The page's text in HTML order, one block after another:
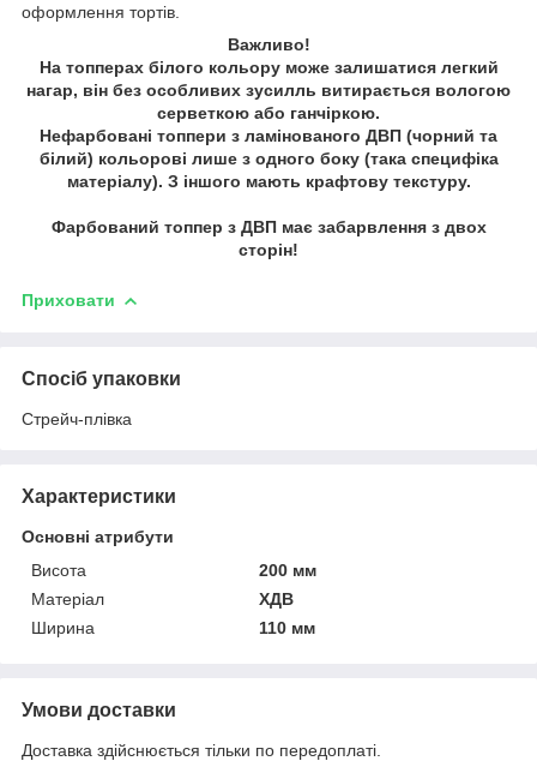
оформлення тортів.
Важливо!
На топперах білого кольору може залишатися легкий
нагар, він без особливих зусилль витирається вологою
серветкою або ганчіркою.
Нефарбовані топпери з ламінованого ДВП (чорний та
білий) кольорові лише з одного боку (така специфіка
матеріалу). З іншого мають крафтову текстуру.
Фарбований топпер з ДВП має забарвлення з двох
сторін!
Приховати
Спосіб упаковки
Стрейч-плівка
Характеристики
Основні атрибути
Висота
200 мм
Матеріал
ХДВ
Ширина
110 мм
Умови доставки
Доставка здійснюється тільки по передоплаті.